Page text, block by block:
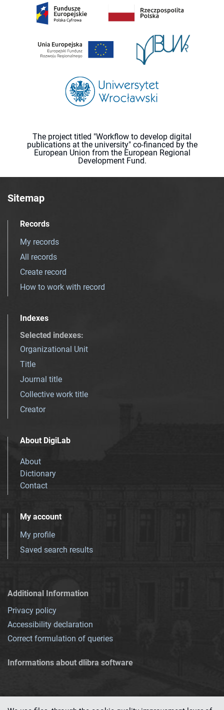
The project titled "Workflow to develop digital
publications at the university" co-financed by the
European Union from the European Regional
Development Fund.
Sitemap
Records
My records
All records
Create record
How to work with record
Indexes
Selected indexes:
Organizational Unit
Title
Journal title
Collective work title
Creator
About DigiLab
About
Dictionary
Contact
My account
My profile
Saved search results
Additional Information
Privacy policy
Accessibility declaration
Correct formulation of queries
Informations about dlibra software